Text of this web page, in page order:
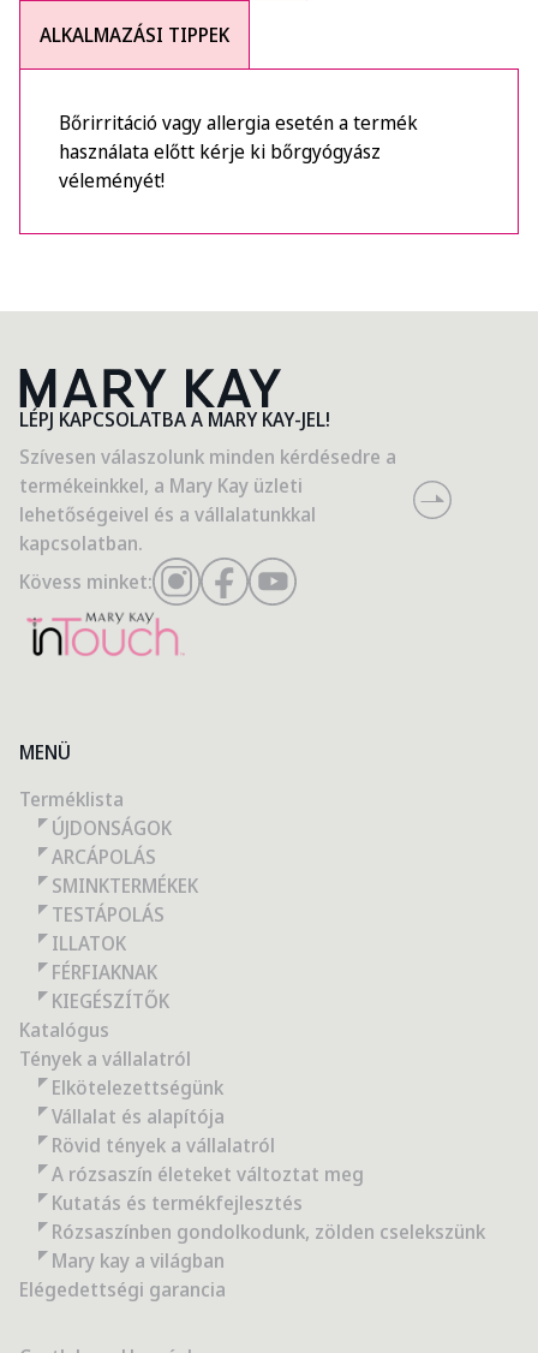
ALKALMAZÁSI TIPPEK
Bőrirritáció vagy allergia esetén a termék
használata előtt kérje ki bőrgyógyász
véleményét!
LÉPJ KAPCSOLATBA A MARY KAY-JEL!
Szívesen válaszolunk minden kérdésedre a
termékeinkkel, a Mary Kay üzleti
lehetőségeivel és a vállalatunkkal
kapcsolatban.
Kövess minket:
MENÜ
Terméklista
ÚJDONSÁGOK
ARCÁPOLÁS
SMINKTERMÉKEK
TESTÁPOLÁS
ILLATOK
FÉRFIAKNAK
KIEGÉSZÍTŐK
Katalógus
Tények a vállalatról
Elkötelezettségünk
Vállalat és alapítója
Rövid tények a vállalatról
A rózsaszín életeket változtat meg
Kutatás és termékfejlesztés
Rózsaszínben gondolkodunk, zölden cselekszünk
Mary kay a világban
Elégedettségi garancia